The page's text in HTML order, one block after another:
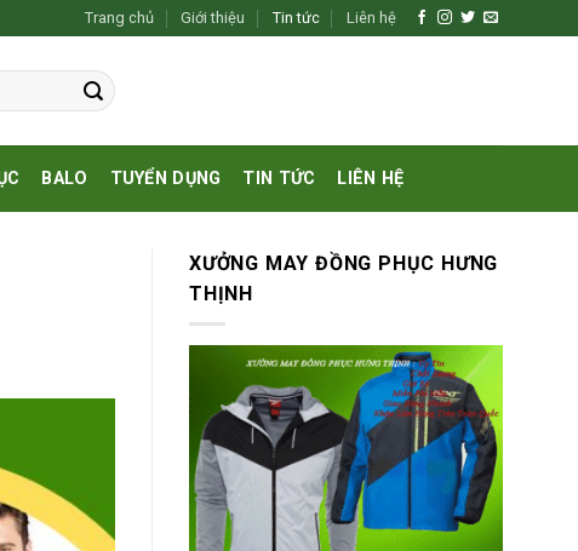
Trang chủ Giới thiệu Tin tức Liên hệ
BALO TUYỂN DỤNG TIN TỨC LIÊN HỆ
XƯỞNG MAY ĐỒNG PHỤC HƯNG
THỊNH